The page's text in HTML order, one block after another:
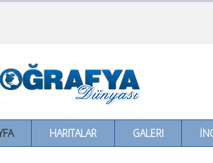
HARITALAR GALERI